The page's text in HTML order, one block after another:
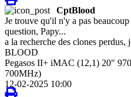
CptBlood
Je trouve qu'il n'y a pas
question, Papy...
a la recherche des clones perdus,
BLOOD
Pegasos II+ iMAC (12,1) 20"
700MHz)
12-02-2025 10:00